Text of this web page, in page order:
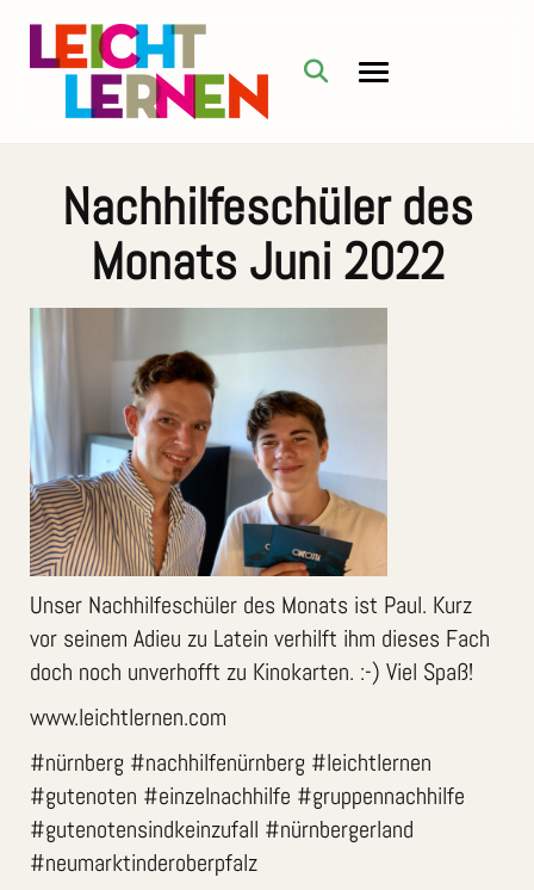
Nachhilfeschüler des
Monats Juni 2022
Unser Nachhilfeschüler des Monats ist Paul. Kurz
vor seinem Adieu zu Latein verhilft ihm dieses Fach
doch noch unverhofft zu Kinokarten. :-) Viel Spaß!
www.leichtlernen.com
#nürnberg #nachhilfenürnberg #leichtlernen
#gutenoten #einzelnachhilfe #gruppennachhilfe
#gutenotensindkeinzufall #nürnbergerland
#neumarktinderoberpfalz